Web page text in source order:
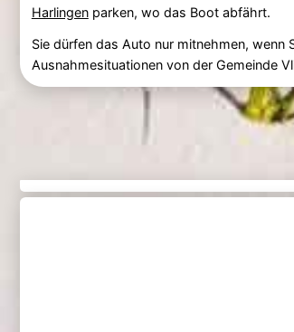
Harlingenparken, wo das Boot abfährt.
Sie dürfen das Auto nur mitnehmen, wenn
Ausnahmesituationen von der Gemeinde